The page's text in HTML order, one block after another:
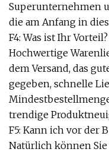
Superunternehmen
die am Anfang in
F4: Was ist Ihr Vorteil?
Hochwertige
dem Versand, das
gegeben, schnelle
trendige
F5: Kann ich vor der
Natürlich können